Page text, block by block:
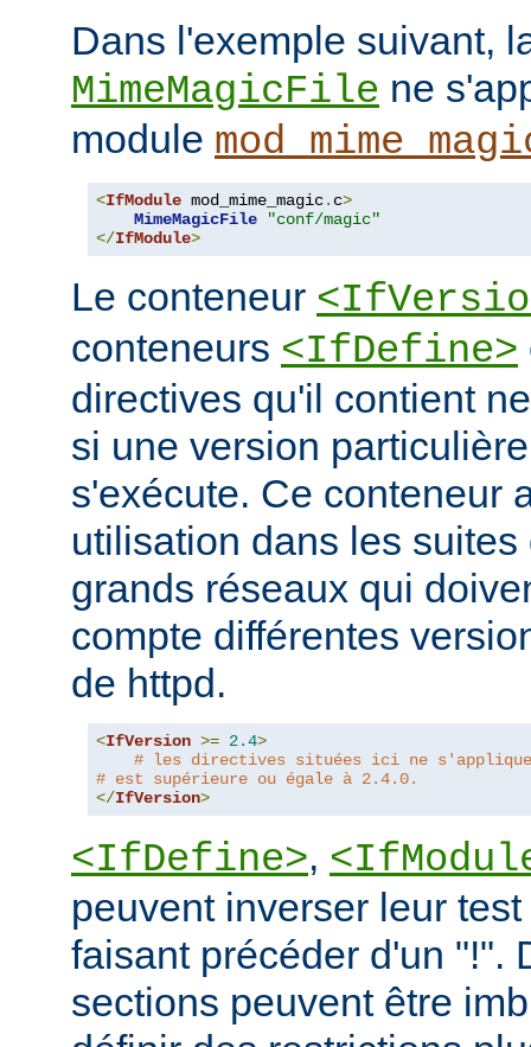
Dans l'exemple suivant,
MimeMagicFile ne
module
<IfModule mod_mime_magic. c>
MimeMagicFile
"conf/magic"
</IfModule>
Le conteneur
conteneurs <IfDefine>
directives qu'il contient
si une version
s'exécute. Ce conteneur
utilisation dans les
grands réseaux qui
compte différentes
de httpd.
<IfVersion >= 2.4>
# les directives situées ici ne
# est supérieure ou égale à 2.4.0.
</IfVersion>
<IfDefine>,
peuvent inverser leur
faisant précéder d'un "!".
sections peuvent être